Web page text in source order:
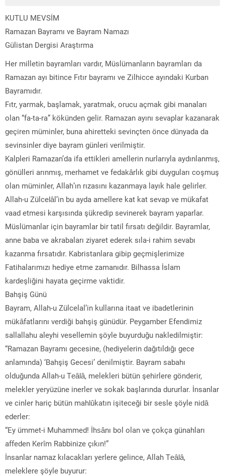
KUTLU MEVSİM
Ramazan Bayramı ve Bayram Namazı
Gülistan Dergisi Araştırma
Her milletin bayramları vardır, Müslümanların bayramları da
Ramazan ayı bitince Fıtır bayramı ve Zilhicce ayındaki Kurban
Bayramıdır.
Fıtr, yarmak, başlamak, yaratmak, orucu açmak gibi manaları
olan “fa-ta-ra” kökünden gelir. Ramazan ayını sevaplar kazanarak
geçiren müminler, buna ahiretteki sevinçten önce dünyada da
sevinsinler diye bayram günleri verilmiştir.
Kalpleri Ramazan’da ifa ettikleri amellerin nurlarıyla aydınlanmış,
gönülleri arınmış, merhamet ve fedakârlık gibi duyguları coşmuş
olan müminler, Allah’ın rızasını kazanmaya layık hale gelirler.
Allah-u Zülcelâl’in bu ayda amellere kat kat sevap ve mükafat
vaad etmesi karşısında şükredip sevinerek bayram yaparlar.
Müslümanlar için bayramlar bir tatil fırsatı değildir. Bayramlar,
anne baba ve akrabaları ziyaret ederek sıla-i rahim sevabı
kazanma fırsatıdır. Kabristanlara gibip geçmişlerimize
Fatihalarımızı hediye etme zamanıdır. Bilhassa İslam
kardeşliğini hayata geçirme vaktidir.
Bahşiş Günü
Bayram, Allah-u Zülcelal’in kullarına itaat ve ibadetlerinin
mükâfatlarını verdiği bahşiş günüdür. Peygamber Efendimiz
sallallahu aleyhi vesellemin şöyle buyurduğu nakledilmiştir:
“Ramazan Bayramı gecesine, (hediyelerin dağıtıldığı gece
anlamında) ‘Bahşiş Gecesi’ denilmiştir. Bayram sabahı
olduğunda Allah-u Teâlâ, melekleri bütün şehirlere gönderir,
melekler yeryüzüne inerler ve sokak başlarında dururlar. İnsanlar
ve cinler hariç bütün mahlûkatın işiteceği bir sesle şöyle nidâ
ederler:
“Ey ümmet-i Muhammed! İhsânı bol olan ve çokça günahları
affeden Kerîm Rabbinize çıkın!”
İnsanlar namaz kılacakları yerlere gelince, Allah Teâlâ,
meleklere şöyle buyurur: